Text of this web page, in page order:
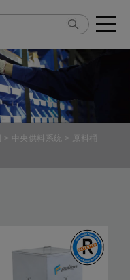
> 中央供料系统
> 原料桶